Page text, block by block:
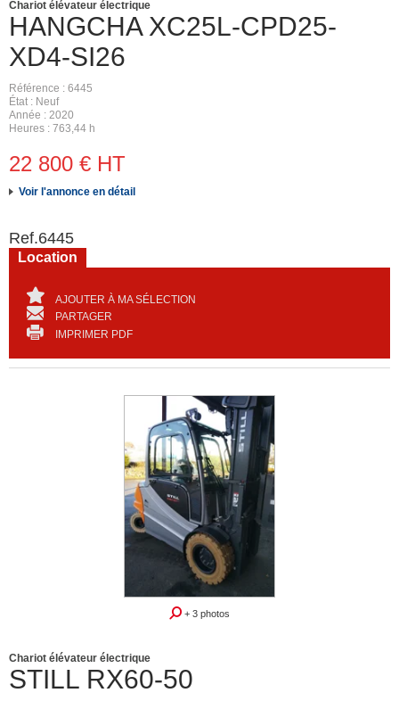
HANGCHA XC25L-CPD25-
XD4-SI26
Chariot élévateur électrique
Référence
6445
État
Neuf
Année
2020
Heures
763,44 h
22 800 € HT
Voir l'annonce en détail
Ref.6445
Location
AJOUTER À MA SÉLECTION
PARTAGER
IMPRIMER PDF
+ 3 photos
STILL RX60-50
Chariot élévateur électrique